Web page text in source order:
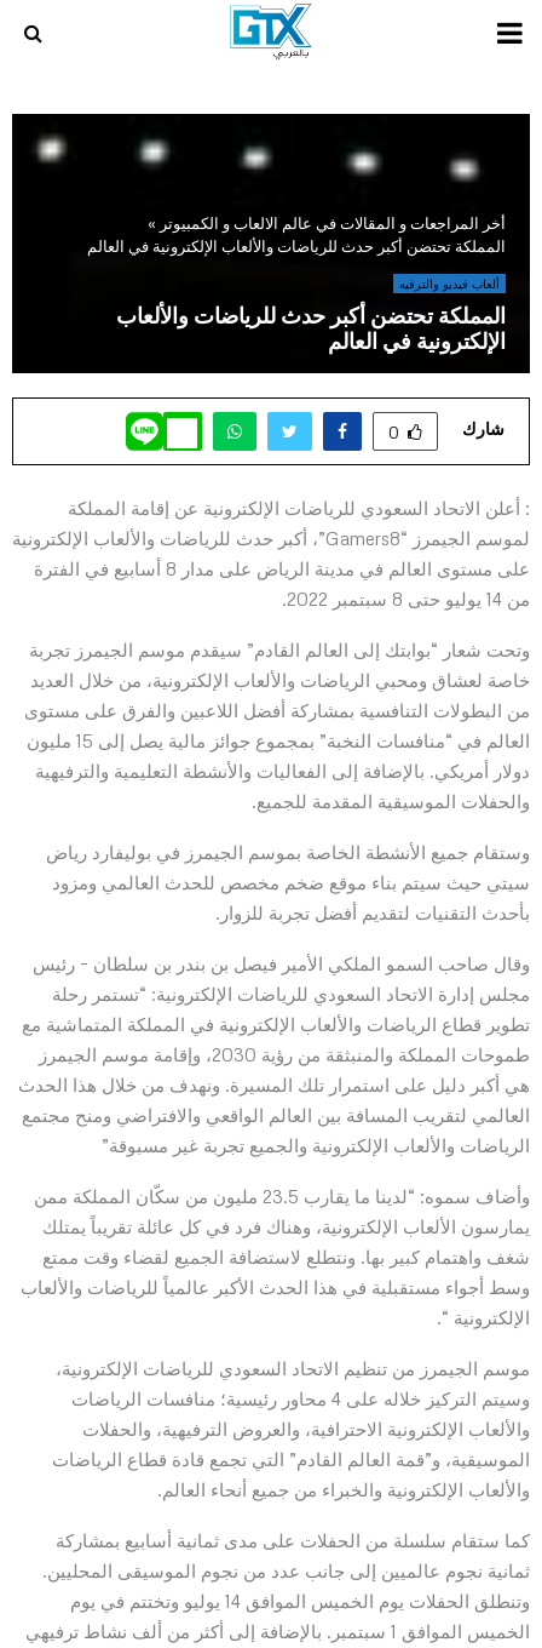
PRIMARY
أخر المراجعات و المقالات في عالم الالعاب و الكمبيوتر »
المملكة تحتضن أكبر حدث للرياضات والألعاب الإلكترونية في العالم
ألعاب فيديو والترفيه
المملكة تحتضن أكبر حدث للرياضات والألعاب
الإلكترونية في العالم
شارك 0
: أعلن الاتحاد السعودي للرياضات الإلكترونية عن إقامة المملكة
لموسم الجيمرز “Gamers8”، أكبر حدث للرياضات والألعاب الإلكترونية
على مستوى العالم في مدينة الرياض على مدار 8 أسابيع في الفترة
من 14 يوليو حتى 8 سبتمبر 2022.
وتحت شعار “بوابتك إلى العالم القادم” سيقدم موسم الجيمرز تجربة
خاصة لعشاق ومحبي الرياضات والألعاب الإلكترونية، من خلال العديد
من البطولات التنافسية بمشاركة أفضل اللاعبين والفرق على مستوى
العالم في “منافسات النخبة” بمجموع جوائز مالية يصل إلى 15 مليون
دولار أمريكي. بالإضافة إلى الفعاليات والأنشطة التعليمية والترفيهية
والحفلات الموسيقية المقدمة للجميع.
وستقام جميع الأنشطة الخاصة بموسم الجيمرز في بوليفارد رياض
سيتي حيث سيتم بناء موقع ضخم مخصص للحدث العالمي ومزود
بأحدث التقنيات لتقديم أفضل تجربة للزوار.
وقال صاحب السمو الملكي الأمير فيصل بن بندر بن سلطان – رئيس
مجلس إدارة الاتحاد السعودي للرياضات الإلكترونية: “تستمر رحلة
تطوير قطاع الرياضات والألعاب الإلكترونية في المملكة المتماشية مع
طموحات المملكة والمنبثقة من رؤية 2030، وإقامة موسم الجيمرز
هي أكبر دليل على استمرار تلك المسيرة. ونهدف من خلال هذا الحدث
العالمي لتقريب المسافة بين العالم الواقعي والافتراضي ومنح مجتمع
الرياضات والألعاب الإلكترونية والجميع تجربة غير مسبوقة”
وأضاف سموه: “لدينا ما يقارب 23.5 مليون من سكّان المملكة ممن
يمارسون الألعاب الإلكترونية، وهناك فرد في كل عائلة تقريباً يمتلك
شغف واهتمام كبير بها. ونتطلع لاستضافة الجميع لقضاء وقت ممتع
وسط أجواء مستقبلية في هذا الحدث الأكبر عالمياً للرياضات والألعاب
الإلكترونية “.
موسم الجيمرز من تنظيم الاتحاد السعودي للرياضات الإلكترونية،
وسيتم التركيز خلاله على 4 محاور رئيسية؛ منافسات الرياضات
والألعاب الإلكترونية الاحترافية، والعروض الترفيهية، والحفلات
الموسيقية، و”قمة العالم القادم” التي تجمع قادة قطاع الرياضات
والألعاب الإلكترونية والخبراء من جميع أنحاء العالم.
كما ستقام سلسلة من الحفلات على مدى ثمانية أسابيع بمشاركة
ثمانية نجوم عالميين إلى جانب عدد من نجوم الموسيقى المحليين.
وتنطلق الحفلات يوم الخميس الموافق 14 يوليو وتختتم في يوم
الخميس الموافق 1 سبتمبر. بالإضافة إلى أكثر من ألف نشاط ترفيهي